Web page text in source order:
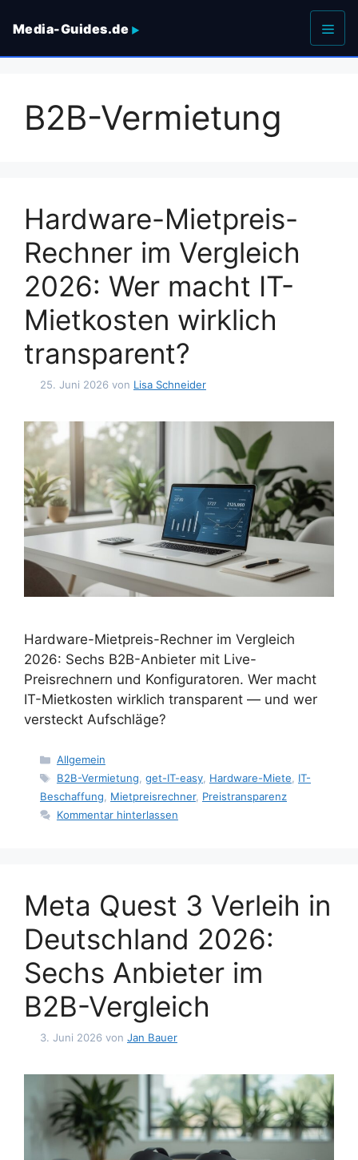
Inhalt
Media-Guides.de
Menü
B2B-Vermietung
Hardware-Mietpreis-
Rechner im Vergleich
2026: Wer macht IT-
Mietkosten wirklich
transparent?
25. Juni 2026 von Lisa Schneider
Hardware-Mietpreis-Rechner im Vergleich
2026: Sechs B2B-Anbieter mit Live-
Preisrechnern und Konfiguratoren. Wer macht
IT-Mietkosten wirklich transparent — und wer
versteckt Aufschläge?
Kategorien
Allgemein
Schlagwörter
B2B-Vermietung, get-IT-easy, Hardware-Miete, IT-
Beschaffung, Mietpreisrechner, Preistransparenz
Kommentar hinterlassen
Meta Quest 3 Verleih in
Deutschland 2026:
Sechs Anbieter im
B2B-Vergleich
3. Juni 2026 von Jan Bauer